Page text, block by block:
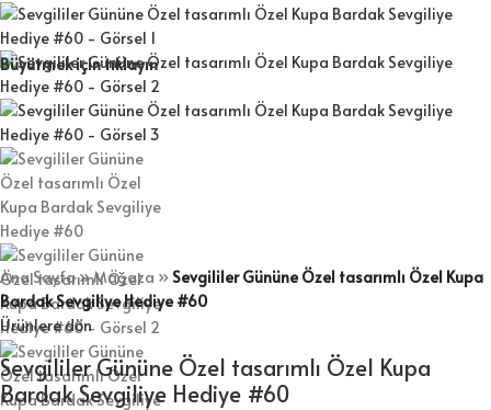
Büyütmek için tıklayın
Ana Sayfa»Mağaza » Sevgililer Gününe Özel tasarımlı Özel Kupa
Bardak Sevgiliye Hediye #60
Ürünlere dön
Sevgililer Gününe Özel tasarımlı Özel Kupa
Bardak Sevgiliye Hediye #60